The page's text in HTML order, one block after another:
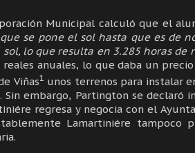
Municipal calculó que el
se pone el sol hasta que es de
sol, lo que resulta en 3.285 horas de
reales anuales, lo que daba un
Viñas1 unos terrenos para instalar
Sin embargo, Partington se
regresa y negocia con el
Lamartiniére